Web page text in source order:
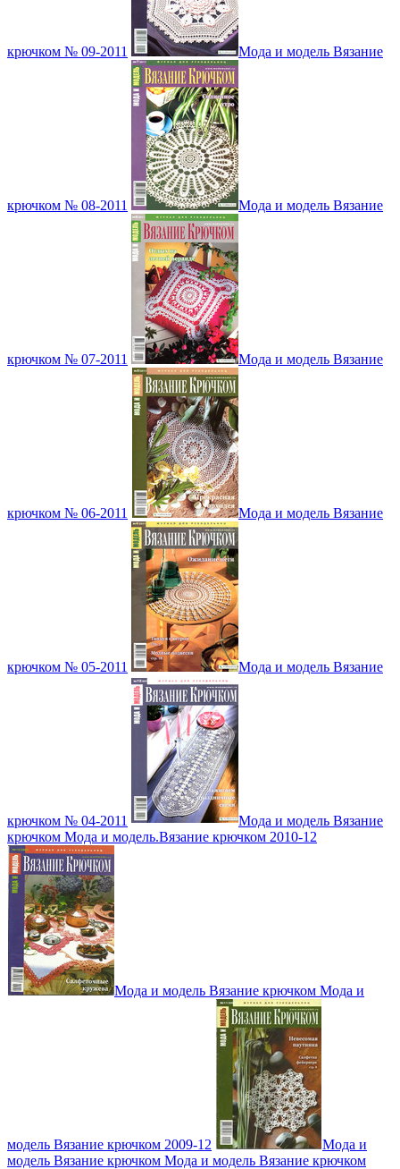
крючком № 09-2011 Мода и модель Вязание
крючком № 08-2011 Мода и модель Вязание
крючком № 07-2011 Мода и модель Вязание
крючком № 06-2011 Мода и модель Вязание
крючком № 05-2011 Мода и модель Вязание
крючком № 04-2011
Мода и модель Вязание
крючком Мода и модель.Вязание крючком 2010-12
Мода и модель Вязание крючком Мода и
модель Вязание крючком 2009-12
Мода и
модель Вязание крючком Мода и модель Вязание крючком